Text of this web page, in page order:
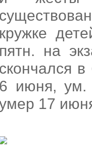
кружке
пятн. на
скончался
6 июня, ум.
17